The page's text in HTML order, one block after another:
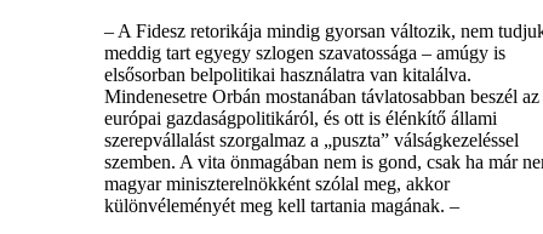
– A Fidesz retorikája mindig gyorsan változik, nem
meddig tart egyegy szlogen szavatossága – amúgy is
elsősorban belpolitikai használatra van kitalálva.
Mindenesetre Orbán mostanában távlatosabban beszél az
európai gazdaságpolitikáról, és ott is élénkítő állami
szerepvállalást szorgalmaz a „puszta” válságkezeléssel
szemben. A vita önmagában nem is gond, csak ha már
magyar miniszterelnökként szólal meg, akkor
különvéleményét meg kell tartania magának. –